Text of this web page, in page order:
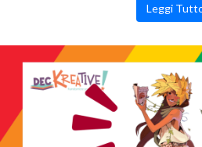
Leggi